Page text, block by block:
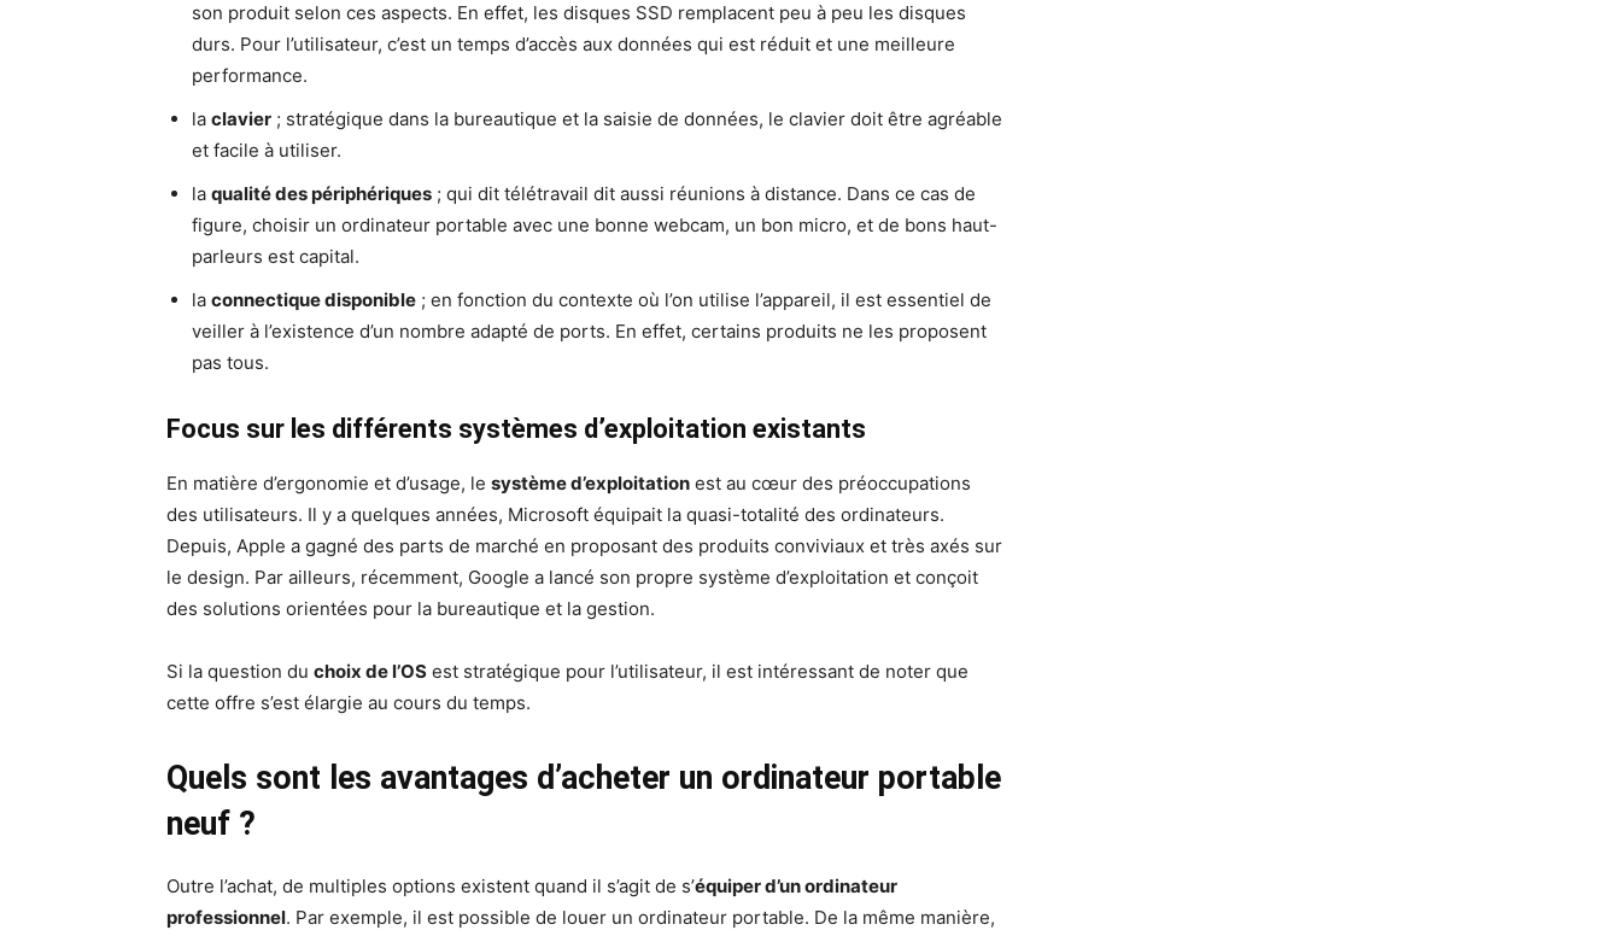
son produit selon ces aspects. En effet, les disques SSD remplacent peu à peu les disques
durs. Pour l’utilisateur, c’est un temps d’accès aux données qui est réduit et une meilleure
performance.
la clavier ; stratégique dans la bureautique et la saisie de données, le clavier doit être agréable
et facile à utiliser.
la qualité des périphériques ; qui dit télétravail dit aussi réunions à distance. Dans ce cas de
figure, choisir un ordinateur portable avec une bonne webcam, un bon micro, et de bons haut-
parleurs est capital.
la connectique disponible ; en fonction du contexte où l’on utilise l’appareil, il est essentiel de
veiller à l’existence d’un nombre adapté de ports. En effet, certains produits ne les proposent
pas tous.
Focus sur les différents systèmes d’exploitation existants
En matière d’ergonomie et d’usage, le système d’exploitation est au cœur des préoccupations
des utilisateurs. Il y a quelques années, Microsoft équipait la quasi-totalité des ordinateurs.
Depuis, Apple a gagné des parts de marché en proposant des produits conviviaux et très axés sur
le design. Par ailleurs, récemment, Google a lancé son propre système d’exploitation et conçoit
des solutions orientées pour la bureautique et la gestion.
Si la question du choix de l’OS est stratégique pour l’utilisateur, il est intéressant de noter que
cette offre s’est élargie au cours du temps.
Quels sont les avantages d’acheter un ordinateur portable
neuf ?
Outre l’achat, de multiples options existent quand il s’agit de s’équiper d’un ordinateur
professionnel. Par exemple, il est possible de louer un ordinateur portable. De la même manière,